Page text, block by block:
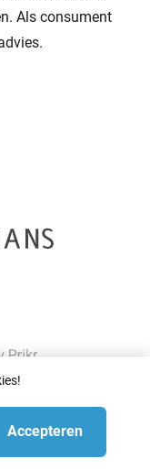
Als consument
Accepteren